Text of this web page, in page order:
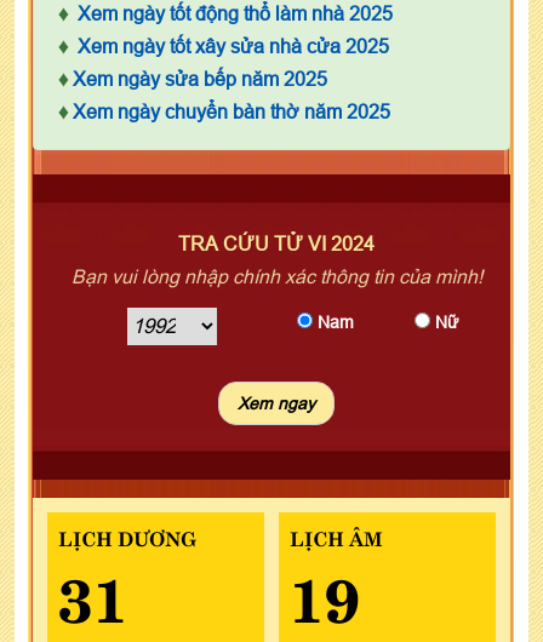
♦ Xem ngày tốt động thổ làm nhà 2025
♦ Xem ngày tốt xây sửa nhà cửa 2025
♦ Xem ngày sửa bếp năm 2025
♦ Xem ngày chuyển bàn thờ năm 2025
TRA CỨU TỬ VI 2024
Bạn vui lòng nhập chính xác thông tin của mình!
Nam Nữ
LỊCH DƯƠNG
31
LỊCH ÂM
19